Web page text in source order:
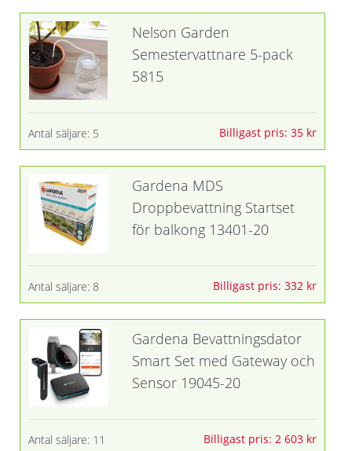
Nelson Garden
Semestervattnare 5-pack
5815
Antal säljare: 5 Billigast pris: 35 kr
Gardena MDS
Droppbevattning Startset
för balkong 13401-20
Antal säljare: 8 Billigast pris: 332 kr
Gardena Bevattningsdator
Smart Set med Gateway och
Sensor 19045-20
Antal säljare: 11 Billigast pris: 2 603 kr